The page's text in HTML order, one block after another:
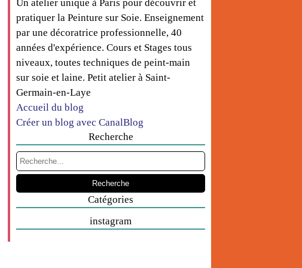
Un atelier unique à Paris pour découvrir et
pratiquer la Peinture sur Soie. Enseignement
par une décoratrice professionnelle, 40
années d'expérience. Cours et Stages tous
niveaux, toutes techniques de peint-main
sur soie et laine. Petit atelier à Saint-
Germain-en-Laye
Accueil du blog
Créer un blog avec CanalBlog
Recherche
Catégories
instagram